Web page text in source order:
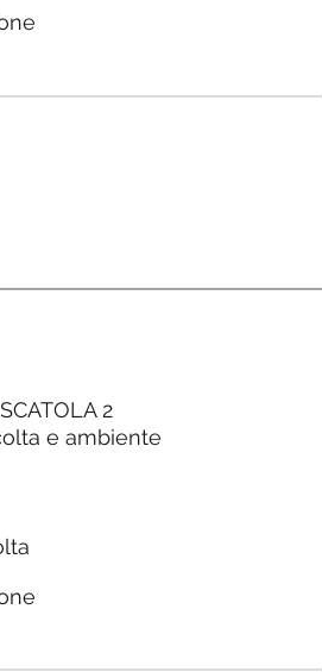
SCATOLA 2
e ambiente